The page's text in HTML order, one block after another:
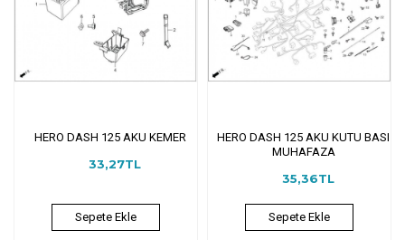
HERO DASH 125 AKU KEMER
33,27TL
Sepete Ekle
HERO DASH 125 AKU KUTU BASI
MUHAFAZA
35,36TL
Sepete Ekle